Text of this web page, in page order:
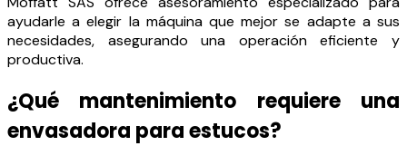
ayudarle a elegir la máquina que mejor se adapte a sus
necesidades, asegurando una operación eficiente y
productiva.
¿Qué mantenimiento requiere una
envasadora para estucos?